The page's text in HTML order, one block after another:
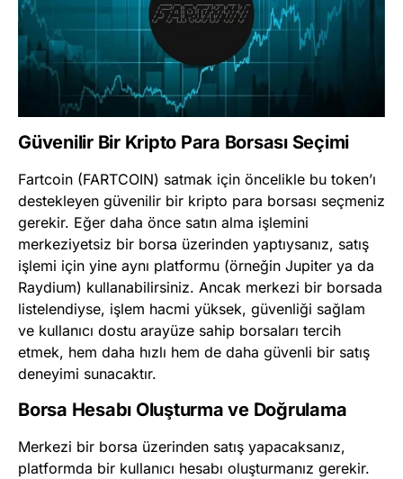
Güvenilir Bir Kripto Para Borsası Seçimi
Fartcoin (FARTCOIN) satmak için öncelikle bu token’ı
destekleyen güvenilir bir kripto para borsası seçmeniz
gerekir. Eğer daha önce satın alma işlemini
merkeziyetsiz bir borsa üzerinden yaptıysanız, satış
işlemi için yine aynı platformu (örneğin Jupiter ya da
Raydium) kullanabilirsiniz. Ancak merkezi bir borsada
listelendiyse, işlem hacmi yüksek, güvenliği sağlam
ve kullanıcı dostu arayüze sahip borsaları tercih
etmek, hem daha hızlı hem de daha güvenli bir satış
deneyimi sunacaktır.
Borsa Hesabı Oluşturma ve Doğrulama
Merkezi bir borsa üzerinden satış yapacaksanız,
platformda bir kullanıcı hesabı oluşturmanız gerekir.